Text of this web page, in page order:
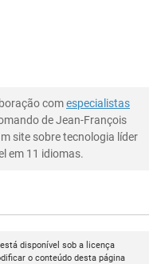
comespecialistas
de Jean-François
site sobre tecnologia líder
em 11 idiomas.
disponível sob a licença
o conteúdo desta página